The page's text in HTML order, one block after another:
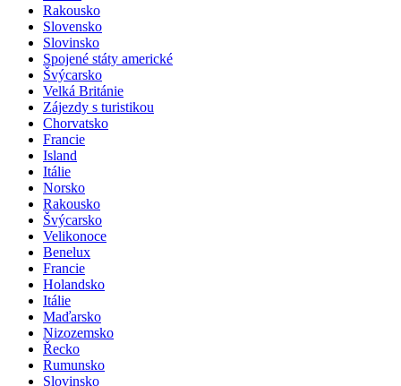
Rakousko
Slovensko
Slovinsko
Spojené státy americké
Švýcarsko
Velká Británie
Zájezdy s turistikou
Chorvatsko
Francie
Island
Itálie
Norsko
Rakousko
Švýcarsko
Velikonoce
Benelux
Francie
Holandsko
Itálie
Maďarsko
Nizozemsko
Řecko
Rumunsko
Slovinsko